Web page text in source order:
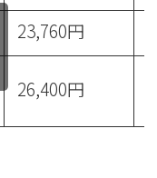
23,760円
26,400円